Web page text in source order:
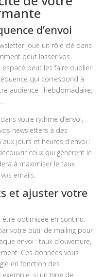
d’envoi
joue un rôle clé dans
peut lasser vos
espacé peut les faire oublier
qui correspond à
audience : hebdomadaire,
votre rythme d’envoi,
newsletters à des
jours et heures d’envoi :
ceux qui génèrent le
à maximiser le taux
emails.
et ajuster votre
optimisée en continu.
votre outil de mailing pour
envoi : taux d’ouverture,
Ces données vous
en fonction des
si un type de